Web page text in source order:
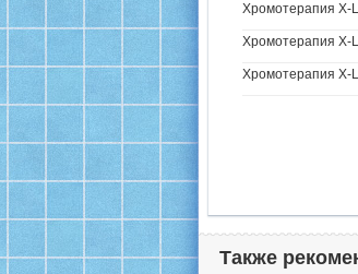
Хромотерапия X-
Хромотерапия X-
Хромотерапия X-
Также